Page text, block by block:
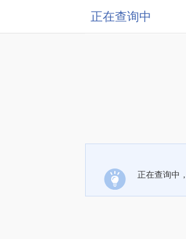
正在查询中
正在查询中